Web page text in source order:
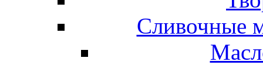
Сливочные